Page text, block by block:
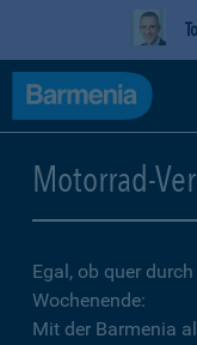
Motorrad-
Egal, ob quer
Wochenende:
Mit der Barmenia